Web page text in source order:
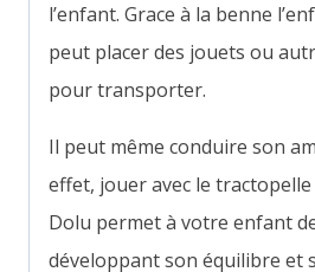
l’enfant. Grace à la benne
peut placer des jouets ou
pour transporter.
Il peut même conduire son
effet, jouer avec le
Dolu permet à votre enfant
développant son équilibre et